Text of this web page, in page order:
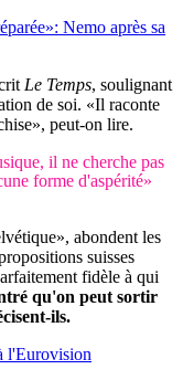
Nemo après sa
Le Temps, soulignant
de soi. «Il raconte
peut-on lire.
il ne cherche pas
forme d'aspérité»
abondent les
suisses
fidèle à qui
qu'on peut sortir
ils.
l'Eurovision